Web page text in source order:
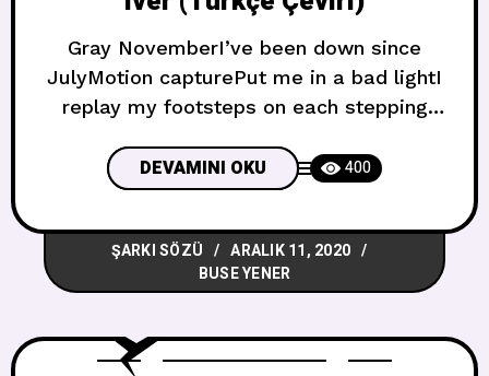
Gray NovemberI’ve been down since
JulyMotion capturePut me in a bad lightI
replay my footsteps on each stepping
wrongWriting lettersAddressed to the fire
Gri KasımTemmuzdan beri
üzgünümHareket yakalamaBeni kötü bir
ışığa koyAdımlarımı her basamakta tekrar
ediyorumYanlış yaptığım yeri bulmaya
hitaben And I was catching my
DEVAMINI OKU 400
ŞARKI SÖZÜ
ARALIK 11, 2020
BUSE YENER